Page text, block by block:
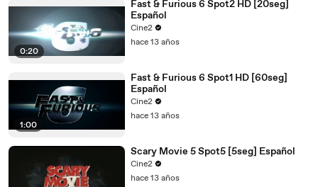
0:20
Fast & Furious 6 Spot2 HD [20seg]
Español
Cine2
hace 13 años
1:00
Fast & Furious 6 Spot1 HD [60seg]
Español
Cine2
hace 13 años
Scary Movie 5 Spot5 [5seg] Español
Cine2
hace 13 años